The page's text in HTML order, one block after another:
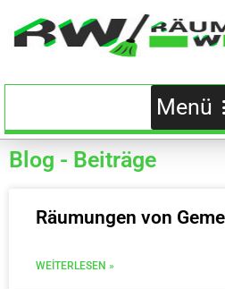
Blog - Beiträge
Räumungen von
WEITERLESEN »